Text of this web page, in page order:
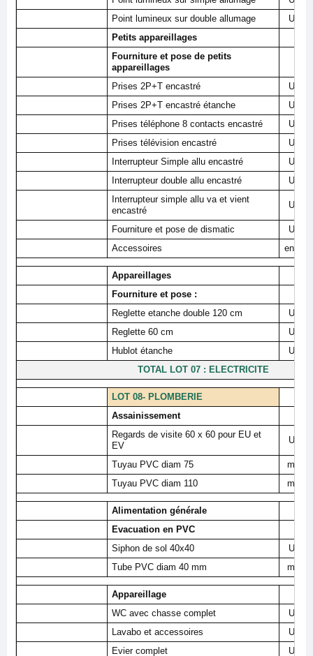
Point lumineux sur double allumage
U
Petits appareillages
Fourniture et pose de petits
appareillages
Prises 2P+T encastré
U
Prises 2P+T encastré étanche
U
Prises téléphone 8 contacts encastré
U
Prises télévision encastré
U
Interrupteur Simple allu encastré
U
Interrupteur double allu encastré
U
Interrupteur simple allu va et vient
encastré
U
Fourniture et pose de dismatic
U
Accessoires
ens
Appareillages
Fourniture et pose :
Reglette etanche double 120 cm
U
Reglette 60 cm
U
Hublot étanche
U
TOTAL LOT 07 : ELECTRICITE
LOT 08- PLOMBERIE
Assainissement
Regards de visite 60 x 60 pour EU et
EV
U
Tuyau PVC diam 75
ml
Tuyau PVC diam 110
ml
Alimentation générale
Evacuation en PVC
Siphon de sol 40x40
U
Tube PVC diam 40 mm
ml
Appareillage
WC avec chasse complet
U
Lavabo et accessoires
U
Evier complet
U